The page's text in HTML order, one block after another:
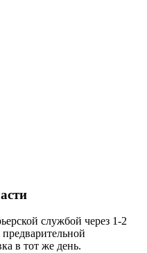
службой через 1-2
в тот же день.